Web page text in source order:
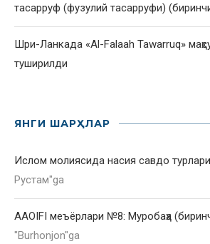
тасарруф (фузулий тасарруфи)
Шри-Ланкада «Al-Falaah Tawarruq»
туширилди
ЯНГИ ШАРҲЛАР
Ислом молиясида насия савдо турлари
Рустам"ga
AAOIFI меъёрлари №8: Муробаҳа
"Burhonjon"ga